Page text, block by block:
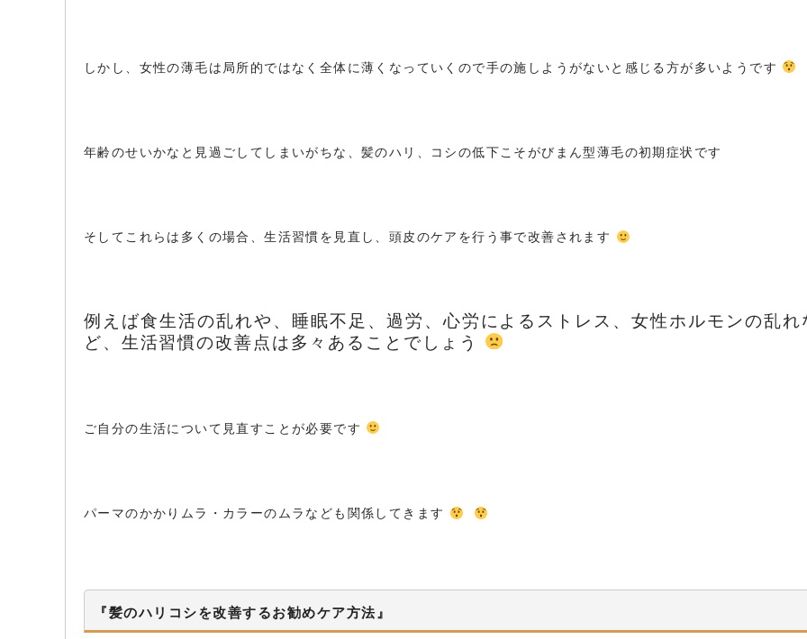
しかし、女性の薄毛は局所的ではなく全体に薄くなっていくので手の施しようがないと感じる方が多いようです
年齢のせいかなと見過ごしてしまいがちな、髪のハリ、コシの低下こそがびまん型薄毛の初期症状です
そしてこれらは多くの場合、生活習慣を見直し、頭皮のケアを行う事で改善されます
例えば食生活の乱れや、睡眠不足、過労、心労によるストレス、女性ホルモンの乱れ
ど、生活習慣の改善点は多々あることでしょう
ご自分の生活について見直すことが必要です
パーマのかかりムラ・カラーのムラなども関係してきます
『髪のハリコシを改善するお勧めケア方法』